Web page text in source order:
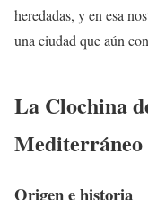
heredadas, y en esa
una ciudad que aún
La Clochina
Mediterráneo
Origen e historia